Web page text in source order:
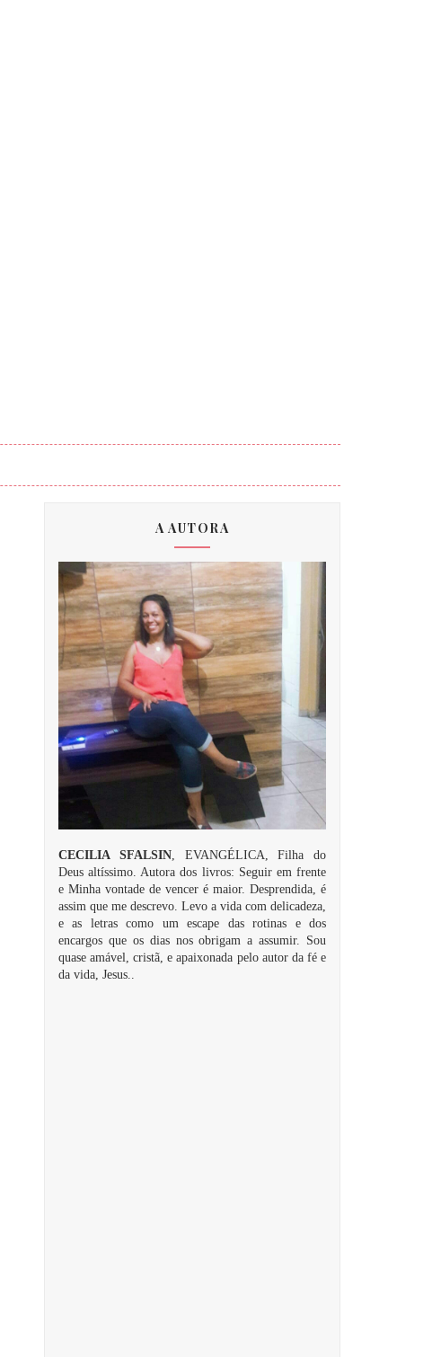
A AUTORA
CECILIA SFALSIN, EVANGÉLICA, Filha do
Deus altíssimo. Autora dos livros: Seguir em frente
e Minha vontade de vencer é maior. Desprendida, é
assim que me descrevo. Levo a vida com delicadeza,
e as letras como um escape das rotinas e dos
encargos que os dias nos obrigam a assumir. Sou
quase amável, cristã, e apaixonada pelo autor da fé e
da vida, Jesus..